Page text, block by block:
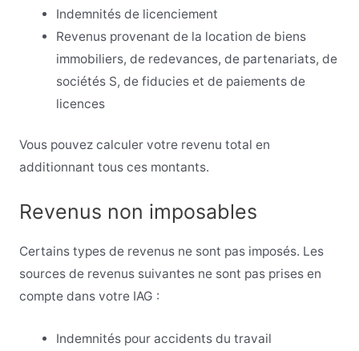
Indemnités de licenciement
Revenus provenant de la location de biens
immobiliers, de redevances, de partenariats, de
sociétés S, de fiducies et de paiements de
licences
Vous pouvez calculer votre revenu total en
additionnant tous ces montants.
Revenus non imposables
Certains types de revenus ne sont pas imposés. Les
sources de revenus suivantes ne sont pas prises en
compte dans votre IAG :
Indemnités pour accidents du travail